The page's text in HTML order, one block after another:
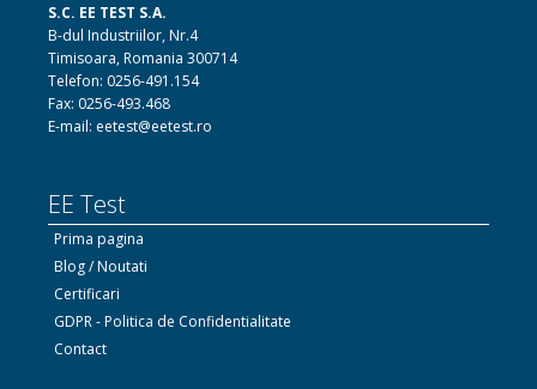
S.C. EE TEST S.A.
B-dul Industriilor, Nr.4
Timisoara, Romania 300714
Telefon: 0256-491.154
Fax: 0256-493.468
E-mail: eetest@eetest.ro
EE Test
Prima pagina
Blog / Noutati
Certificari
GDPR - Politica de Confidentialitate
Contact